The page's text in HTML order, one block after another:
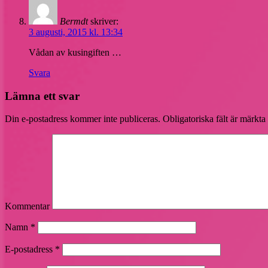
Bermdt skriver:
3 augusti, 2015 kl. 13:34
Vådan av kusingiften …
Svara
Lämna ett svar
Din e-postadress kommer inte publiceras. Obligatoriska fält är märkta
Kommentar
Namn *
E-postadress *